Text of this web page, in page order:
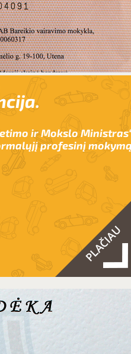
ir Mokslo
profesinį